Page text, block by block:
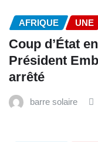
AFRIQUE UNE
Coup d’État
Président
arrêté
barre solaire